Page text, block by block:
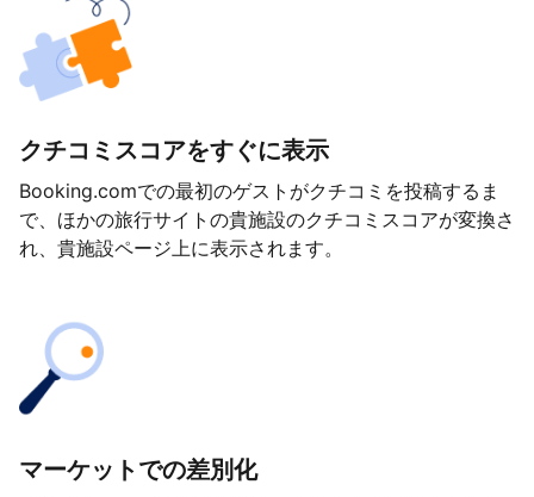
クチコミスコアをすぐに表示
Booking.comでの最初のゲストがクチコミを投稿するま
で、ほかの旅行サイトの貴施設のクチコミスコアが変換さ
れ、貴施設ページ上に表示されます。
マーケットでの差別化